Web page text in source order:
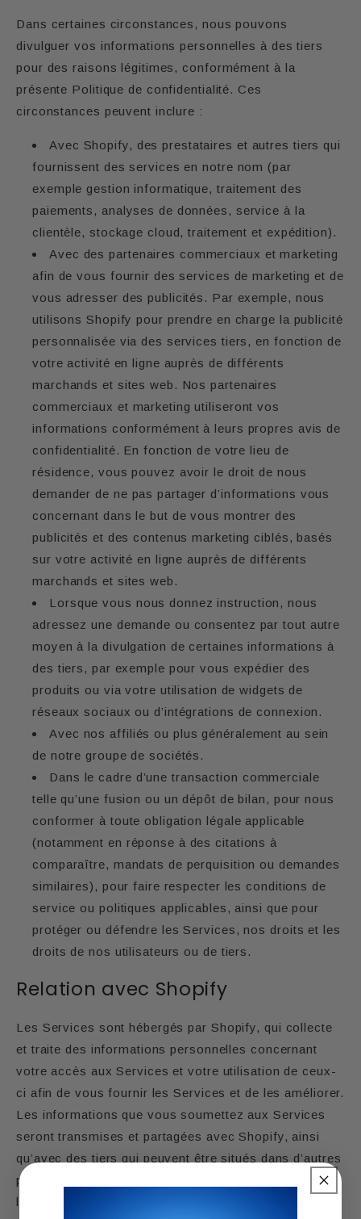
Dans certaines circonstances, nous pouvons
divulguer vos informations personnelles à des tiers
pour des raisons légitimes, conformément à la
présente Politique de confidentialité. Ces
circonstances peuvent inclure :
Avec Shopify, des prestataires et autres tiers qui
fournissent des services en notre nom (par
exemple gestion informatique, traitement des
paiements, analyses de données, service à la
clientèle, stockage cloud, traitement et expédition).
Avec des partenaires commerciaux et marketing
afin de vous fournir des services de marketing et de
vous adresser des publicités. Par exemple, nous
utilisons Shopify pour prendre en charge la publicité
personnalisée via des services tiers, en fonction de
votre activité en ligne auprès de différents
marchands et sites web. Nos partenaires
commerciaux et marketing utiliseront vos
informations conformément à leurs propres avis de
confidentialité. En fonction de votre lieu de
résidence, vous pouvez avoir le droit de nous
demander de ne pas partager d’informations vous
concernant dans le but de vous montrer des
publicités et des contenus marketing ciblés, basés
sur votre activité en ligne auprès de différents
marchands et sites web.
Lorsque vous nous donnez instruction, nous
adressez une demande ou consentez par tout autre
moyen à la divulgation de certaines informations à
des tiers, par exemple pour vous expédier des
produits ou via votre utilisation de widgets de
réseaux sociaux ou d’intégrations de connexion.
Avec nos affiliés ou plus généralement au sein
de notre groupe de sociétés.
Dans le cadre d’une transaction commerciale
telle qu’une fusion ou un dépôt de bilan, pour nous
conformer à toute obligation légale applicable
(notamment en réponse à des citations à
comparaître, mandats de perquisition ou demandes
similaires), pour faire respecter les conditions de
service ou politiques applicables, ainsi que pour
protéger ou défendre les Services, nos droits et les
droits de nos utilisateurs ou de tiers.
Relation avec Shopify
Les Services sont hébergés par Shopify, qui collecte
et traite des informations personnelles concernant
votre accès aux Services et votre utilisation de ceux-
ci afin de vous fournir les Services et de les améliorer.
Les informations que vous soumettez aux Services
seront transmises et partagées avec Shopify, ainsi
qu’avec des tiers qui peuvent être situés dans d’autres
pays que celui où vous résidez, afin de vous fournir
les Services et de les améliorer. De plus, afin de